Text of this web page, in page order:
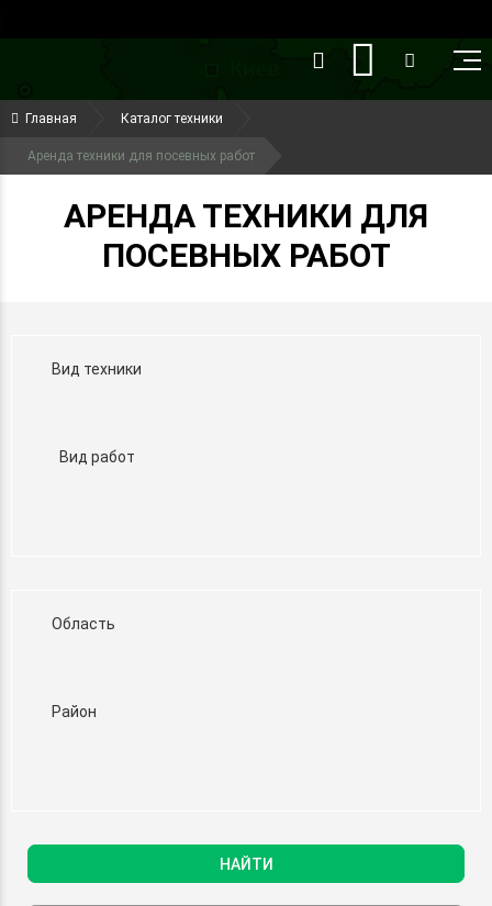
(099) 644-79-22
(050) 416-93-27
Главная Каталог техники
Аренда техники для посевных работ
АРЕНДА ТЕХНИКИ ДЛЯ
ПОСЕВНЫХ РАБОТ
Вид техники
Вид работ
Область
Район
НАЙТИ